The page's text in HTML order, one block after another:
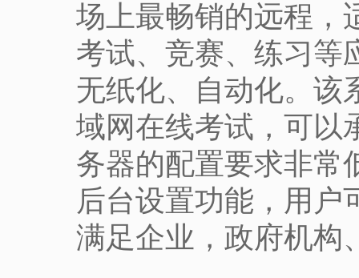
场上最畅销的远程，
考试、竞赛、练习等
无纸化、自动化。该
域网在线考试，可以
务器的配置要求非常
后台设置功能，用户
满足企业，政府机构